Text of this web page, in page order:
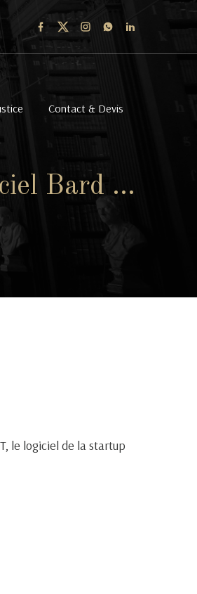
Contact & Devis
Bard …
le logiciel de la startup